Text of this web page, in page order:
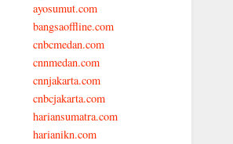
ayosumut.com
bangsaoffline.com
cnbcmedan.com
cnnmedan.com
cnnjakarta.com
cnbcjakarta.com
hariansumatra.com
harianikn.com